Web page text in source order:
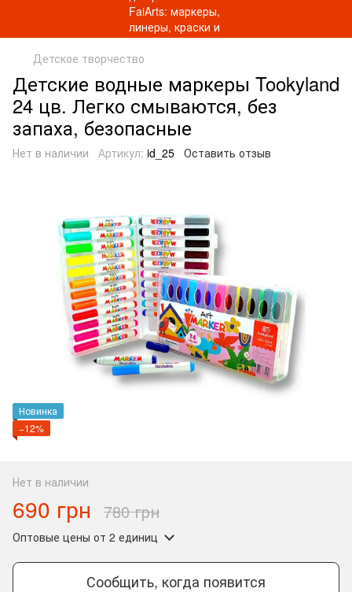
Детское творчество
Детские водные маркеры Tookyland
24 цв. Легко смываются, без
запаха, безопасные
Нет в наличии Артикул: id_25 Оставить отзыв
Новинка
−12%
Нет в наличии
690 грн 780 грн
Оптовые цены от 2 единиц
Сообщить, когда появится